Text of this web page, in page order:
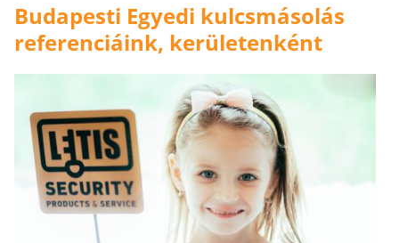
Budapesti Egyedi kulcsmásolás
referenciáink, kerületenként